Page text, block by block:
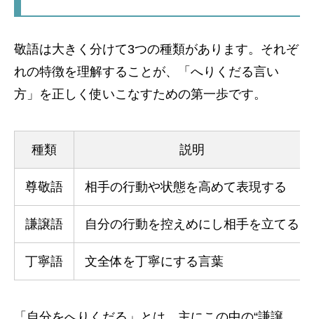
敬語は大きく分けて3つの種類があります。それぞ
れの特徴を理解することが、「へりくだる言い
方」を正しく使いこなすための第一歩です。
種類 説明
尊敬語 相手の行動や状態を高めて表現する
謙譲語 自分の行動を控えめにし相手を立てる
丁寧語 文全体を丁寧にする言葉